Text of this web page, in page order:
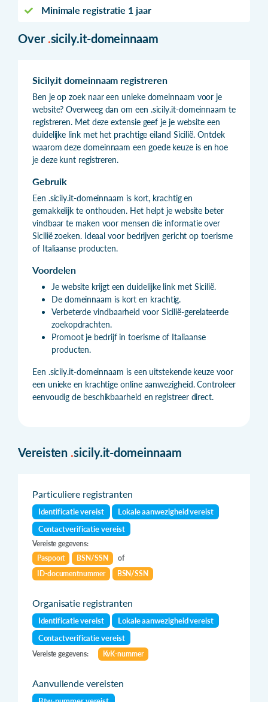
Minimale registratie 1 jaar
Over .sicily.it-domeinnaam
Sicily.it domeinnaam registreren
Ben je op zoek naar een unieke domeinnaam voor je
website? Overweeg dan om een .sicily.it-domeinnaam te
registreren. Met deze extensie geef je je website een
duidelijke link met het prachtige eiland Sicilië. Ontdek
waarom deze domeinnaam een goede keuze is en hoe
je deze kunt registreren.
Gebruik
Een .sicily.it-domeinnaam is kort, krachtig en
gemakkelijk te onthouden. Het helpt je website beter
vindbaar te maken voor mensen die informatie over
Sicilië zoeken. Ideaal voor bedrijven gericht op toerisme
of Italiaanse producten.
Voordelen
Je website krijgt een duidelijke link met Sicilië.
De domeinnaam is kort en krachtig.
Verbeterde vindbaarheid voor Sicilië-gerelateerde
zoekopdrachten.
Promoot je bedrijf in toerisme of Italiaanse
producten.
Een .sicily.it-domeinnaam is een uitstekende keuze voor
een unieke en krachtige online aanwezigheid. Controleer
eenvoudig de beschikbaarheid en registreer direct.
Vereisten .sicily.it-domeinnaam
Particuliere registranten
Identificatie vereist
Lokale aanwezigheid vereist
Contactverificatie vereist
Vereiste gegevens:
Paspoort
BSN/SSN
of
ID-documentnummer
BSN/SSN
Organisatie registranten
Identificatie vereist
Lokale aanwezigheid vereist
Contactverificatie vereist
Vereiste gegevens: KvK-nummer
Aanvullende vereisten